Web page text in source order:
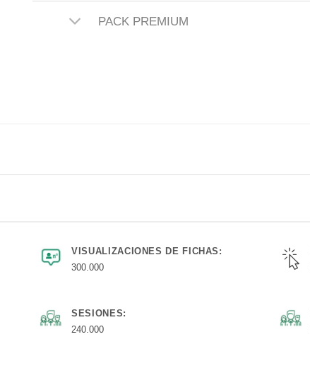
PACK PREMIUM
VISUALIZACIONES DE FICHAS:
300.000
SESIONES:
240.000